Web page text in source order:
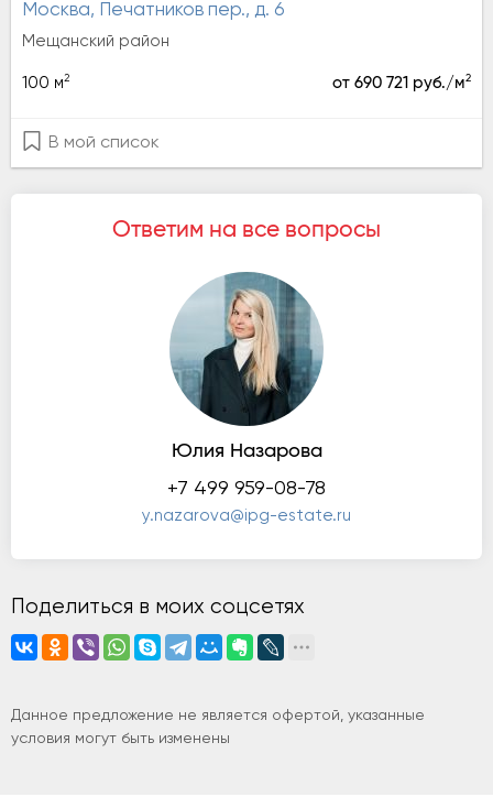
Москва, Печатников пер., д. 6
Мещанский район
100 м2 от 690 721 руб./м2
В мой список
Ответим на все вопросы
Юлия Назарова
+7 499 959-08-78
y.nazarova@ipg-estate.ru
Поделиться в моих соцсетях
Данное предложение не является офертой, указанные
условия могут быть изменены